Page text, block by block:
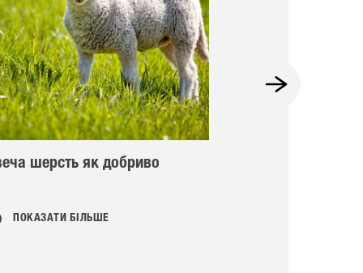
шерсть як добриво
ПОКАЗАТИ БІЛЬШЕ